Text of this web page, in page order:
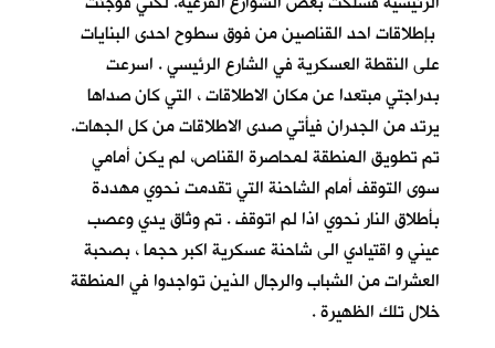
بإطلاقات احد القناصين من فوق سطوح احدى البنايات
على النقطة العسكرية في الشارع الرئيسي . اسرعت
بدراجتي مبتعدا عن مكان الاطلاقات ، التي كان صداها
يرتد من الجدران فيأتي صدى الاطلاقات من كل الجهات.
تم تطويق المنطقة لمحاصرة القناص، لم يكن أمامي
سوى التوقف أمام الشاحنة التي تقدمت نحوي مهددة
بأطلاق النار نحوي اذا لم اتوقف . تم وثاق يدي وعصب
عيني و اقتيادي الى شاحنة عسكرية اكبر حجما ، بصحبة
العشرات من الشباب والرجال الذين تواجدوا في المنطقة
خلال تلك الظهيرة .